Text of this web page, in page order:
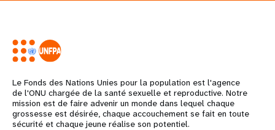
Le Fonds des Nations Unies pour la population est l'agence
de l'ONU chargée de la santé sexuelle et reproductive. Notre
mission est de faire advenir un monde dans lequel chaque
grossesse est désirée, chaque accouchement se fait en toute
sécurité et chaque jeune réalise son potentiel.